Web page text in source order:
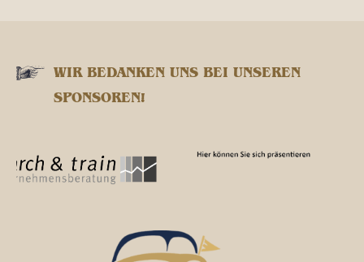
WIR BEDANKEN UNS BEI UNSEREN
SPONSOREN!